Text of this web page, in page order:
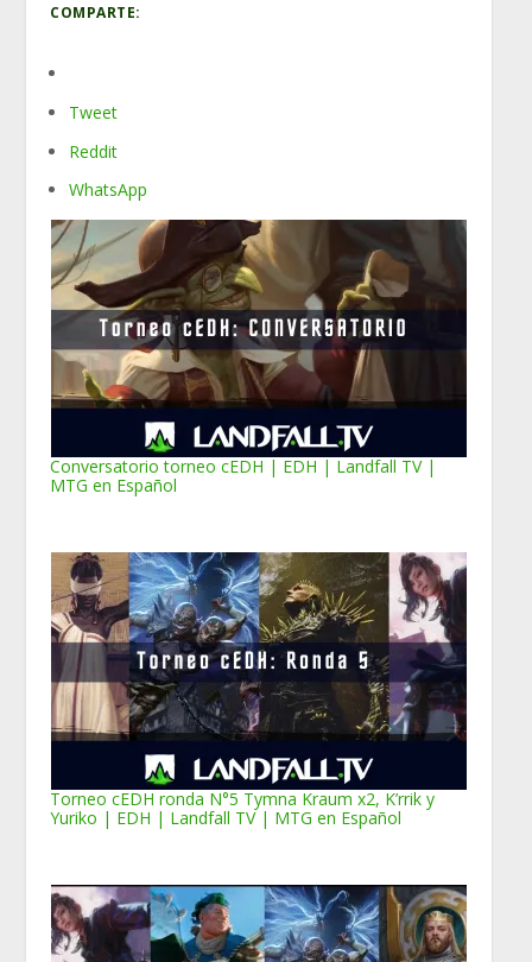
COMPARTE:
Tweet
Reddit
WhatsApp
Conversatorio torneo cEDH | EDH | Landfall TV |
MTG en Español
Torneo cEDH ronda N°5 Tymna Kraum x2, K’rrik y
Yuriko | EDH | Landfall TV | MTG en Español